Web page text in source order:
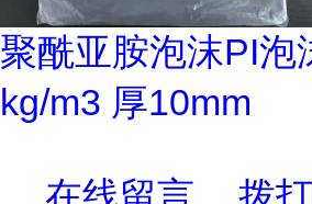
聚酰亚胺泡沫PI泡
kg/m3 厚10mm
在线留言 拨